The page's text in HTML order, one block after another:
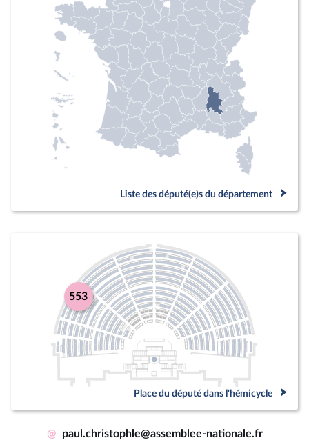
Liste des député(e)s du département
553
Place du député dans l'hémicycle
@ paul.christophle@assemblee-nationale.fr